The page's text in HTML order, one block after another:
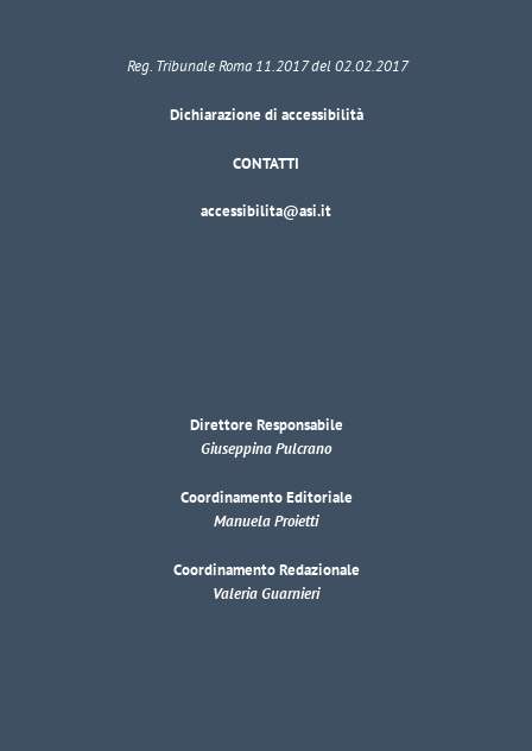
Reg. Tribunale Roma 11.2017 del 02.02.2017
Dichiarazione di accessibilità
CONTATTI
accessibilita@asi.it
Direttore Responsabile
Giuseppina Pulcrano
Coordinamento Editoriale
Manuela Proietti
Coordinamento Redazionale
Valeria Guarnieri